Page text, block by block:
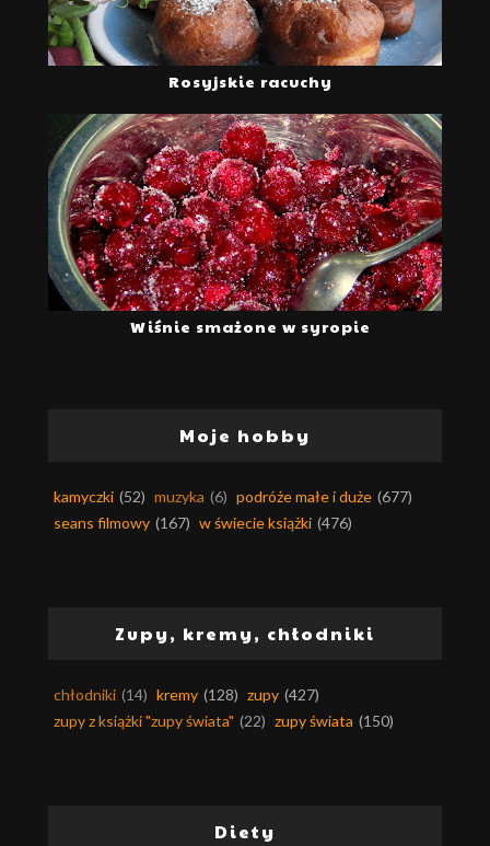
Rosyjskie racuchy
Wiśnie smażone w syropie
Moje hobby
kamyczki (52) muzyka (6) podróże małe i duże (677)
seans filmowy (167) w świecie książki (476)
Zupy, kremy, chłodniki
chłodniki (14) kremy (128) zupy (427)
zupy z książki "zupy świata" (22) zupy świata (150)
Diety